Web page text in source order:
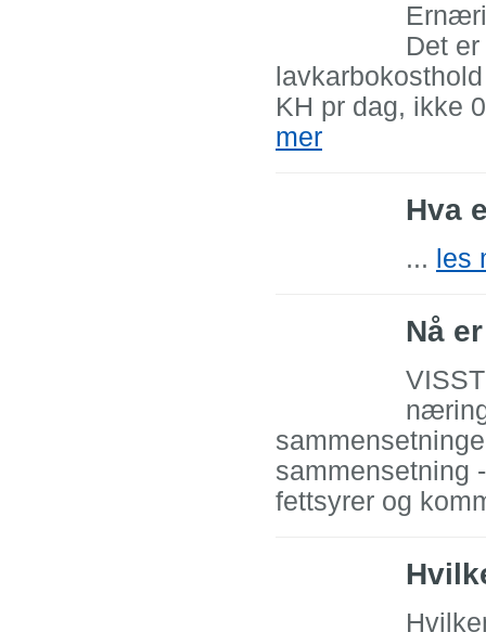
Det
KH pr dag, ikke
mer
Hva
... les
Nå
sammensetning
fettsyrer og